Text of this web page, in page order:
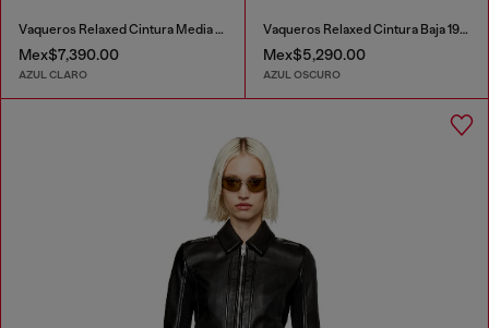
Vaqueros Relaxed Cintura Media 1997 D-Enim-M
Mex$7,390.00
AZUL CLARO
Vaqueros Relaxed Cintura Baja 1996 D-Sire
Mex$5,290.00
AZUL OSCURO